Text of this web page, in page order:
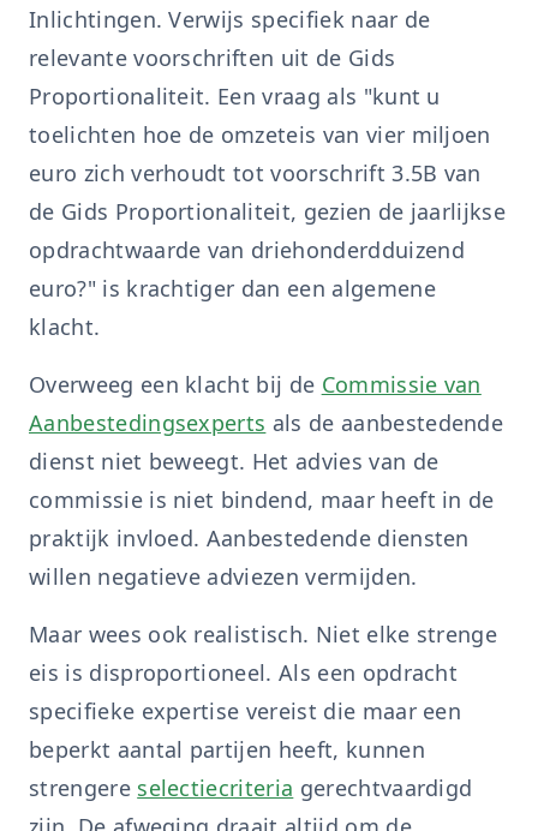
Inlichtingen. Verwijs specifiek naar de
relevante voorschriften uit de Gids
Proportionaliteit. Een vraag als "kunt u
toelichten hoe de omzeteis van vier miljoen
euro zich verhoudt tot voorschrift 3.5B van
de Gids Proportionaliteit, gezien de jaarlijkse
opdrachtwaarde van driehonderdduizend
euro?" is krachtiger dan een algemene
klacht.
Overweeg een klacht bij de Commissie van
Aanbestedingsexperts als de aanbestedende
dienst niet beweegt. Het advies van de
commissie is niet bindend, maar heeft in de
praktijk invloed. Aanbestedende diensten
willen negatieve adviezen vermijden.
Maar wees ook realistisch. Niet elke strenge
eis is disproportioneel. Als een opdracht
specifieke expertise vereist die maar een
beperkt aantal partijen heeft, kunnen
strengere selectiecriteria gerechtvaardigd